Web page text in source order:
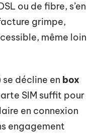
ou de fibre, s’en
grimpe,
même loin
décline en box
SIM suffit pour
en connexion
engagement